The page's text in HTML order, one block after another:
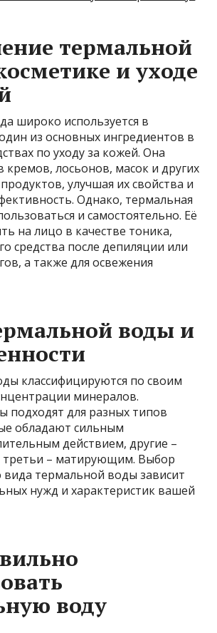
термальной
и уходе
широко используется в
из основных ингредиентов в
по уходу за кожей. Она
кремов, лосьонов, масок и других
улучшая их свойства и
Однако, термальная
и самостоятельно. Её
на лицо в качестве тоника,
средства после депиляции или
а также для освежения
воды и
классифицируются по своим
минералов.
подходят для разных типов
обладают сильным
действием, другие –
– матирующим. Выбор
вида термальной воды зависит
нужд и характеристик вашей
воду